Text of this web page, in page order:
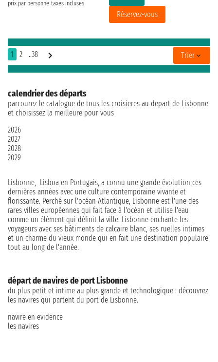
prix par personne taxes incluses
Réservez-vous
1 2 ..38 Trier
calendrier des départs
parcourez le catalogue de tous les croisieres au depart de Lisbonne
et choisissez la meilleure pour vous
2026
2027
2028
2029
Lisbonne, Lisboa en Portugais, a connu une grande évolution ces
dernières années avec une culture contemporaine vivante et
florissante. Perché sur l'océan Atlantique, Lisbonne est l'une des
rares villes européennes qui fait face à l'océan et utilise l'eau
comme un élément qui définit la ville. Lisbonne enchante les
voyageurs avec ses bâtiments de calcaire blanc, ses ruelles intimes
et un charme du vieux monde qui en fait une destination populaire
tout au long de l'année.
départ de navires de port Lisbonne
du plus petit et intime au plus grande et technologique : découvrez
les navires qui partent du port de Lisbonne.
navire en evidence
les navires